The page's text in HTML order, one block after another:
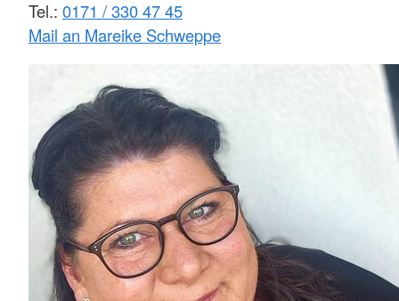
Tel.: 0171 / 330 47 45
Mail an Mareike Schweppe